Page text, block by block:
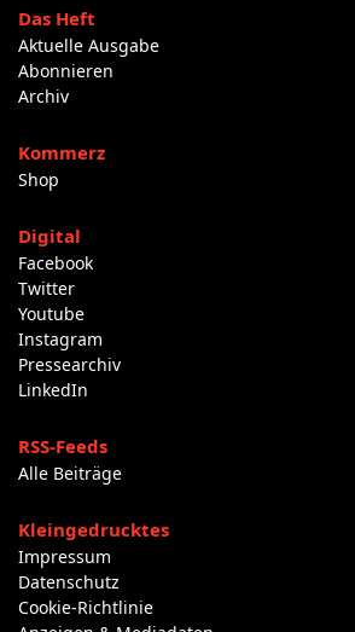
Das Heft
Aktuelle Ausgabe
Abonnieren
Archiv
Kommerz
Shop
Digital
Facebook
Twitter
Youtube
Instagram
Pressearchiv
LinkedIn
RSS-Feeds
Alle Beiträge
Kleingedrucktes
Impressum
Datenschutz
Cookie-Richtlinie